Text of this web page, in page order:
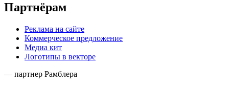
Партнёрам
Реклама на сайте
Коммерческое предложение
Медиа кит
Логотипы в векторе
— партнер Рамблера